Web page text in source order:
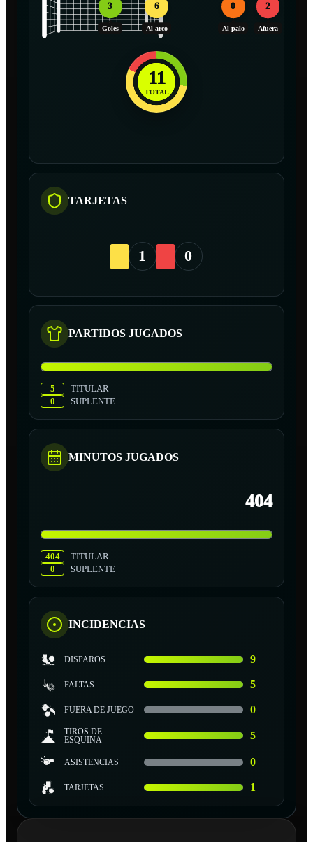
3
Goles
6
Al arco
0
Al palo
2
Afuera
11
TOTAL
TARJETAS
1 0
PARTIDOS JUGADOS
5
TITULAR
0
SUPLENTE
MINUTOS JUGADOS
404
404
TITULAR
0
SUPLENTE
INCIDENCIAS
DISPAROS 9
FALTAS 5
FUERA DE JUEGO 0
TIROS DE
ESQUINA
5
ASISTENCIAS 0
TARJETAS 1